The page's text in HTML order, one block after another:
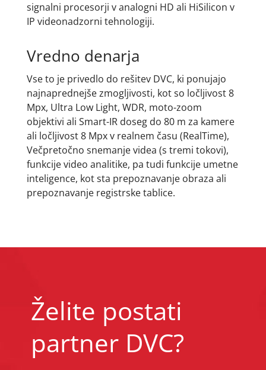
signalni procesorji v analogni HD ali HiSilicon v
IP videonadzorni tehnologiji.
Vredno denarja
Vse to je privedlo do rešitev DVC, ki ponujajo
najnaprednejše zmogljivosti, kot so ločljivost 8
Mpx, Ultra Low Light, WDR, moto-zoom
objektivi ali Smart-IR doseg do 80 m za kamere
ali ločljivost 8 Mpx v realnem času (RealTime),
Večpretočno snemanje videa (s tremi tokovi),
funkcije video analitike, pa tudi funkcije umetne
inteligence, kot sta prepoznavanje obraza ali
prepoznavanje registrske tablice.
Želite postati
partner DVC?